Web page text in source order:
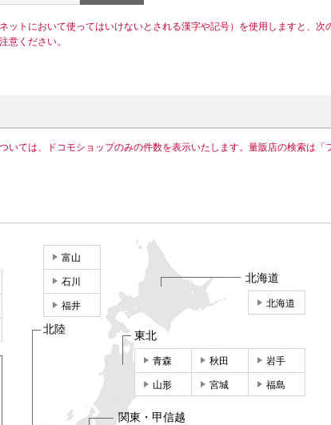
ットにおいて使ってはいけないとされる漢字や記号）を使用しますと、次
意ください。
いては、ドコモショップのみの件数を表示いたします。量販店の検索は「
北海道
北海道
東北
青森 秋田 岩手
山形 宮城 福島
関東・甲信越
富山
石川
福井
北陸